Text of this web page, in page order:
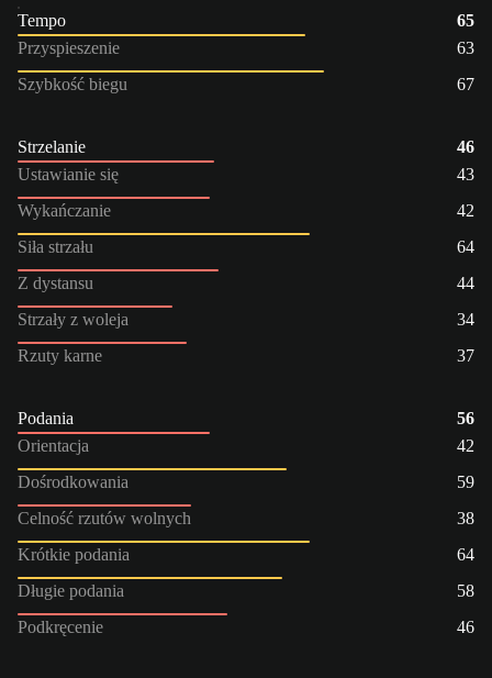
Tempo
65
Przyspieszenie
63
Szybkość biegu
67
Strzelanie
46
Ustawianie się
43
Wykańczanie
42
Siła strzału
64
Z dystansu
44
Strzały z woleja
34
Rzuty karne
37
Podania
56
Orientacja
42
Dośrodkowania
59
Celność rzutów wolnych
38
Krótkie podania
64
Długie podania
58
Podkręcenie
46